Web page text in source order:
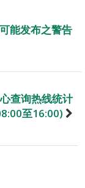
能发布之警告
查询热线统计
至16:00)